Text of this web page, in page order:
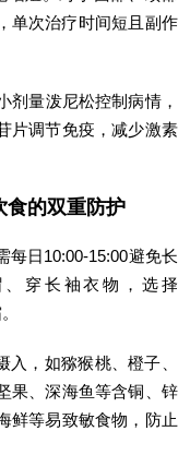
单次治疗时间短且副作
剂量泼尼松控制病情，
片调节免疫，减少激素
食的双重防护
每日10:00-15:00避免长
穿长袖衣物，选择
，如猕猴桃、橙子、
果、深海鱼等含铜、锌
鲜等易致敏食物，防止